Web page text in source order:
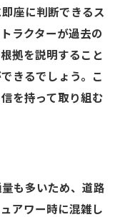
座に判断できるス
ラクターが過去の
拠を説明すること
きるでしょう。こ
を持って取り組む
も多いため、道路
アワー時に混雑し